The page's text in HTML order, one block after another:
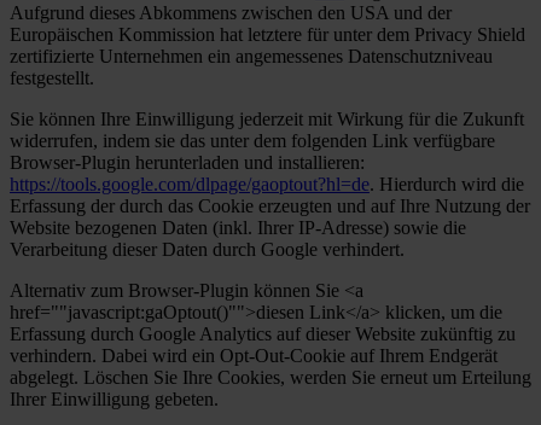
Aufgrund dieses Abkommens zwischen den USA und der
Europäischen Kommission hat letztere für unter dem Privacy Shield
zertifizierte Unternehmen ein angemessenes Datenschutzniveau
festgestellt.
Sie können Ihre Einwilligung jederzeit mit Wirkung für die Zukunft
widerrufen, indem sie das unter dem folgenden Link verfügbare
Browser-Plugin herunterladen und installieren:
https://tools.google.com/dlpage/gaoptout?hl=de. Hierdurch wird die
Erfassung der durch das Cookie erzeugten und auf Ihre Nutzung der
Website bezogenen Daten (inkl. Ihrer IP-Adresse) sowie die
Verarbeitung dieser Daten durch Google verhindert.
Alternativ zum Browser-Plugin können Sie <a
href=""javascript:gaOptout()"">diesen Link</a> klicken, um die
Erfassung durch Google Analytics auf dieser Website zukünftig zu
verhindern. Dabei wird ein Opt-Out-Cookie auf Ihrem Endgerät
abgelegt. Löschen Sie Ihre Cookies, werden Sie erneut um Erteilung
Ihrer Einwilligung gebeten.